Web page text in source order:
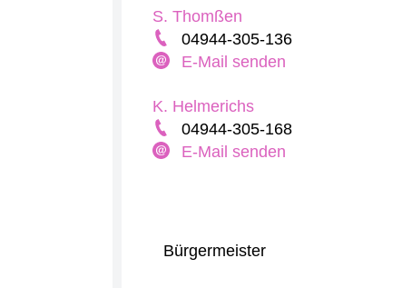
Bürgermeister
S. Thomßen
04944-305-136
E-Mail senden
K. Helmerichs
04944-305-168
E-Mail senden